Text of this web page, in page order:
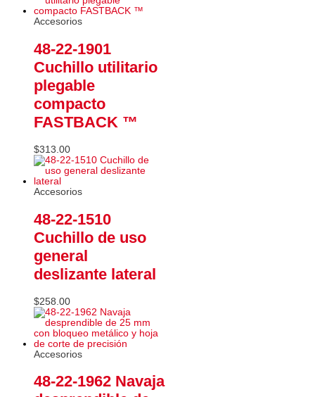
Accesorios
48-22-1901
Cuchillo utilitario
plegable
compacto
FASTBACK ™
$313.00
Accesorios
48-22-1510
Cuchillo de uso
general
deslizante lateral
$258.00
Accesorios
48-22-1962 Navaja